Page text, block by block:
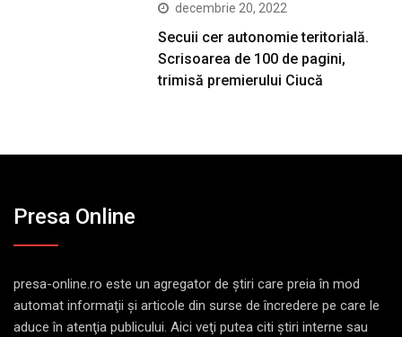
decembrie 20, 2022
Secuii cer autonomie teritorială.
Scrisoarea de 100 de pagini,
trimisă premierului Ciucă
Presa Online
presa-online.ro este un agregator de ştiri care preia în mod
automat informaţii şi articole din surse de încredere pe care le
aduce în atenţia publicului. Aici veţi putea citi ştiri interne sau